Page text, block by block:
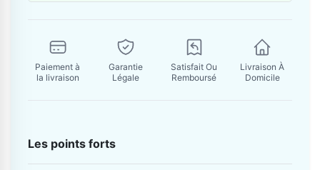
Paiement à
la livraison
Garantie
Légale
Satisfait Ou
Remboursé
Livraison À
Domicile
Les points forts